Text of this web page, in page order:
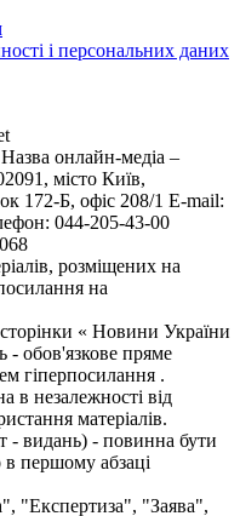
і персональних даних
онлайн-медіа –
місто Київ,
Б, офіс 208/1 E-mail:
044-205-43-00
розміщених на
на
сторінки « Новини України
- обов'язкове пряме
гіперпосилання .
в незалежності від
матеріалів.
- видань) - повинна бути
в першому абзаці
"Експертиза", "Заява",